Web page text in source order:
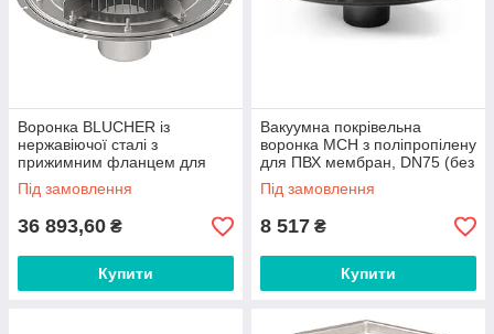
Воронка BLUCHER із
нержавіючої сталі з
прижимним фланцем для
бітумного полотна, DN125
арт.408.101.125
Під замовлення
36 893,60 ₴
Купити
Вакуумна покрівельна
воронка MCH з поліпропілену
для ПВХ мембран, DN75 (без
підігріву) арт.SV001
Під замовлення
8 517 ₴
Купити